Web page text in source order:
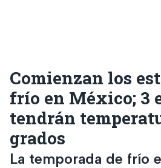
Comienzan los
frío en México; 3
tendrán
grados
La temporada de frío